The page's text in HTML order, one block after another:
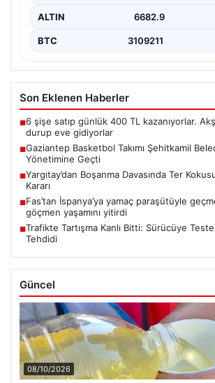
ALTIN 6682.9
BTC 3109211
Son Eklenen Haberler
■6 şişe satıp günlük 400 TL kazanıyorlar.
durup eve gidiyorlar
■Gaziantep Basketbol Takımı Şehitkamil
Yönetimine Geçti
■Yargıtay’dan Boşanma Davasında Ter
Kararı
■Fas’tan İspanya’ya yamaç paraşütüyle
göçmen yaşamını yitirdi
■Trafikte Tartışma Kanlı Bitti: Sürücüye
Tehdidi
Güncel
08/10/2026